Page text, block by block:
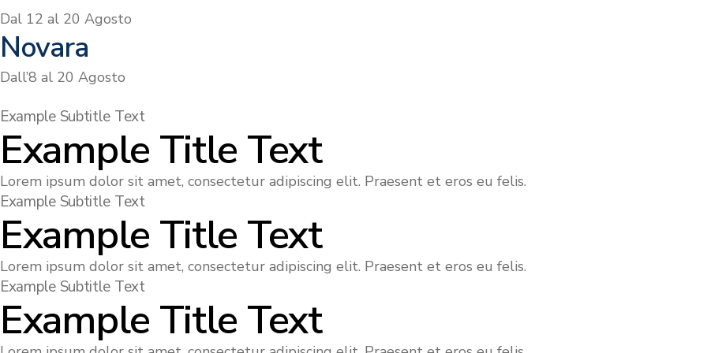
Dal 12 al 20 Agosto
Novara
Dall’8 al 20 Agosto
Example Subtitle Text
Example Title Text
Lorem ipsum dolor sit amet, consectetur adipiscing elit. Praesent et eros eu felis.
Example Subtitle Text
Example Title Text
Lorem ipsum dolor sit amet, consectetur adipiscing elit. Praesent et eros eu felis.
Example Subtitle Text
Example Title Text